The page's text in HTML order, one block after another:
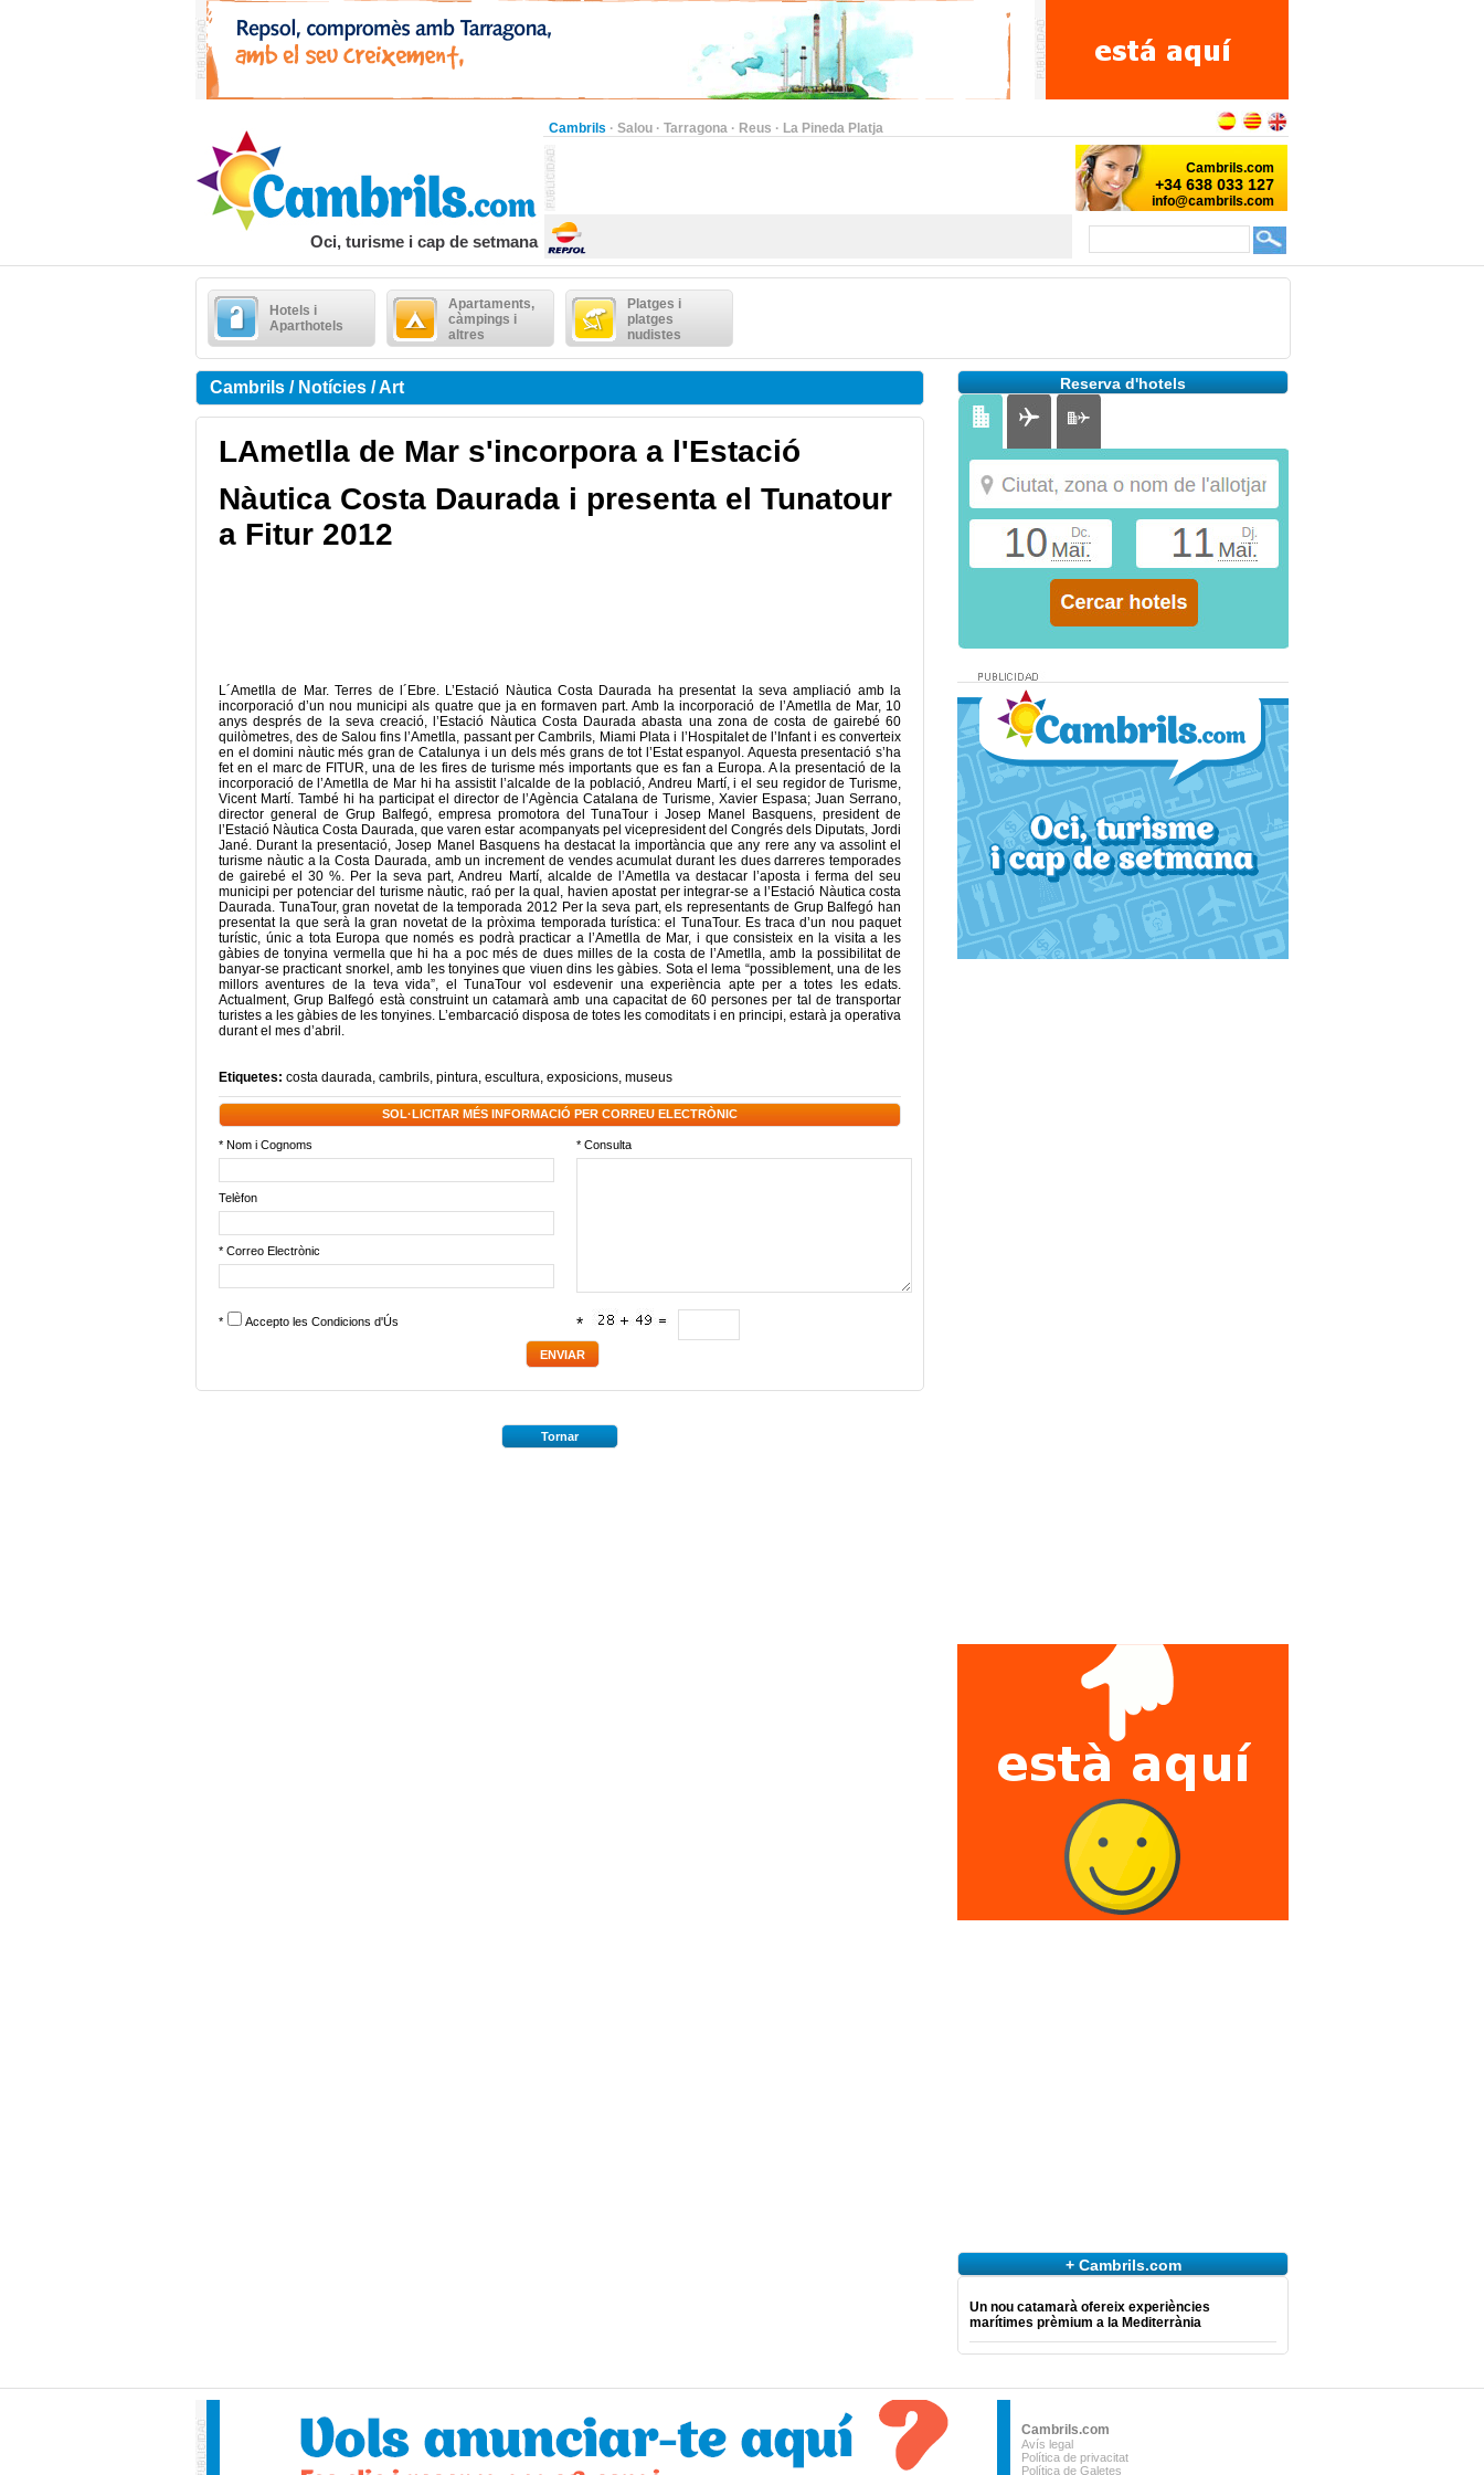
Cambrils · Salou · Tarragona · Reus · La Pineda Platja
Oci, turisme i cap de setmana
Hotels i
Aparthotels
Apartaments,
càmpings i
altres
Platges i
platges
nudistes
Cambrils / Notícies / Art
LAmetlla de Mar s'incorpora a l'Estació
Nàutica Costa Daurada i presenta el Tunatour
a Fitur 2012
L´Ametlla de Mar. Terres de l´Ebre. L’Estació Nàutica Costa Daurada ha presentat la seva ampliació amb la
incorporació d’un nou municipi als quatre que ja en formaven part. Amb la incorporació de l’Ametlla de Mar, 10
anys després de la seva creació, l’Estació Nàutica Costa Daurada abasta una zona de costa de gairebé 60
quilòmetres, des de Salou fins l’Ametlla, passant per Cambrils, Miami Plata i l’Hospitalet de l’Infant i es converteix
en el domini nàutic més gran de Catalunya i un dels més grans de tot l’Estat espanyol. Aquesta presentació s’ha
fet en el marc de FITUR, una de les fires de turisme més importants que es fan a Europa. A la presentació de la
incorporació de l’Ametlla de Mar hi ha assistit l’alcalde de la població, Andreu Martí, i el seu regidor de Turisme,
Vicent Martí. També hi ha participat el director de l’Agència Catalana de Turisme, Xavier Espasa; Juan Serrano,
director general de Grup Balfegó, empresa promotora del TunaTour i Josep Manel Basquens, president de
l’Estació Nàutica Costa Daurada, que varen estar acompanyats pel vicepresident del Congrés dels Diputats, Jordi
Jané. Durant la presentació, Josep Manel Basquens ha destacat la importància que any rere any va assolint el
turisme nàutic a la Costa Daurada, amb un increment de vendes acumulat durant les dues darreres temporades
de gairebé el 30 %. Per la seva part, Andreu Martí, alcalde de l’Ametlla va destacar l’aposta i ferma del seu
municipi per potenciar del turisme nàutic, raó per la qual, havien apostat per integrar-se a l’Estació Nàutica costa
Daurada. TunaTour, gran novetat de la temporada 2012 Per la seva part, els representants de Grup Balfegó han
presentat la que serà la gran novetat de la pròxima temporada turística: el TunaTour. Es traca d’un nou paquet
turístic, únic a tota Europa que només es podrà practicar a l’Ametlla de Mar, i que consisteix en la visita a les
gàbies de tonyina vermella que hi ha a poc més de dues milles de la costa de l’Ametlla, amb la possibilitat de
banyar-se practicant snorkel, amb les tonyines que viuen dins les gàbies. Sota el lema “possiblement, una de les
millors aventures de la teva vida”, el TunaTour vol esdevenir una experiència apte per a totes les edats.
Actualment, Grup Balfegó està construint un catamarà amb una capacitat de 60 persones per tal de transportar
turistes a les gàbies de les tonyines. L’embarcació disposa de totes les comoditats i en principi, estarà ja operativa
durant el mes d’abril.
Etiquetes: costa daurada, cambrils, pintura, escultura, exposicions, museus
SOL·LICITAR MÉS INFORMACIÓ PER CORREU ELECTRÒNIC
* Nom i Cognoms * Consulta
Telèfon
* Correo Electrònic
* Accepto les Condicions d'Ús *
Tornar
Reserva d'hotels
+ Cambrils.com
Un nou catamarà ofereix experiències
marítimes prèmium a la Mediterrània
Cambrils.com
Avís legal
Política de privacitat
Política de Galetes